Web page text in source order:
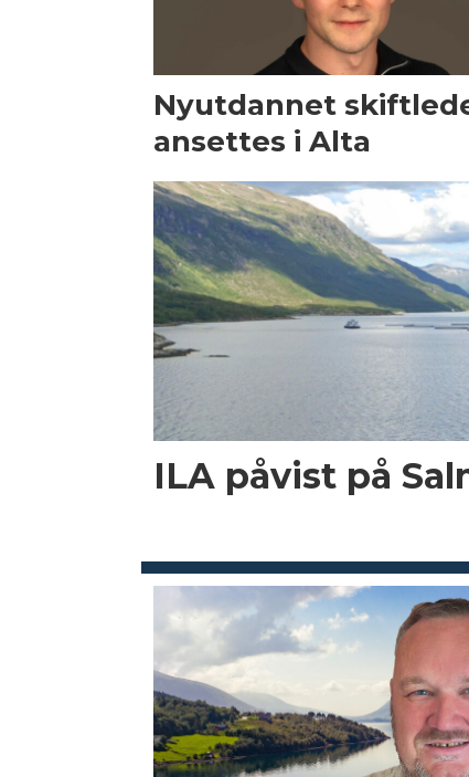
Nyutdannet
ansettes i Alta
ILA påvist på